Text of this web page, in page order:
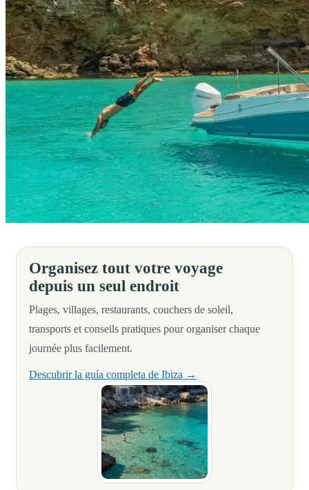
Organisez tout votre voyage
depuis un seul endroit
Plages, villages, restaurants, couchers de soleil,
transports et conseils pratiques pour organiser chaque
journée plus facilement.
Descubrir la guía completa de Ibiza →